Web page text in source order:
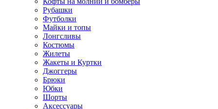
Рубашки
Футболки
Майки и топы
Лонгсливы
Костюмы
Жилеты
Жакеты и Куртки
Джоггеры
Брюки
Юбки
Шорты
Аксессуары